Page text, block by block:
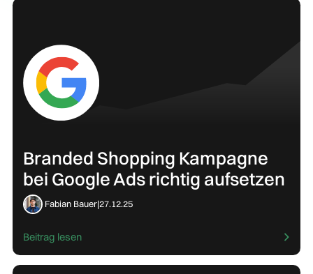
Branded Shopping Kampagne
bei Google Ads richtig aufsetzen
Fabian Bauer|27.12.25
Beitrag lesen